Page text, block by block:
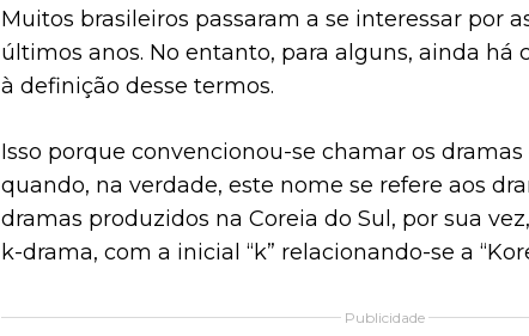
Muitos brasileiros passaram a se interessar por
últimos anos. No entanto, para alguns, ainda há
à definição desse termos.
Isso porque convencionou-se chamar os
quando, na verdade, este nome se refere aos
dramas produzidos na Coreia do Sul, por sua
k-drama, com a inicial “k” relacionando-se a
Publicidade